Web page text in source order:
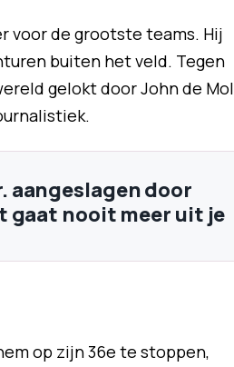
voor de grootste teams. Hij
buiten het veld. Tegen
gelokt door John de
aangeslagen door
gaat nooit meer uit je
op zijn 36e te stoppen,